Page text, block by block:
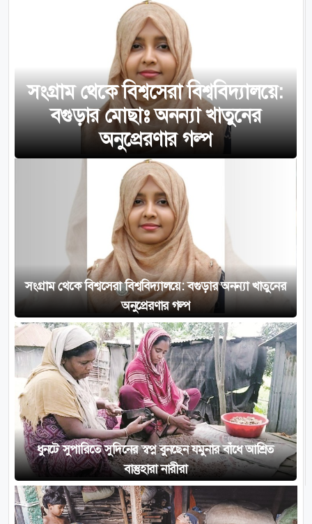
সংগ্রাম থেকে বিশ্বসেরা বিশ্ববিদ্যালয়ে:
বগুড়ার মোছাঃ অনন্যা খাতুনের
অনুপ্রেরণার গল্প
সংগ্রাম থেকে বিশ্বসেরা বিশ্ববিদ্যালয়ে: বগুড়ার অনন্যা খাতুনের
অনুপ্রেরণার গল্প
ধুনটে সুপারিতে সুদিনের স্বপ্ন বুনছেন যমুনার বাঁধে আশ্রিত
বাস্তুহারা নারীরা